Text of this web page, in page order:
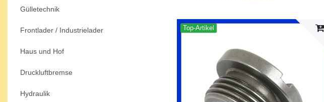
Gülletechnik
Frontlader / Industrielader
Haus und Hof
Druckluftbremse
Hydraulik
Top-Artikel